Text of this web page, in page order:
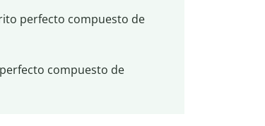
perfecto compuesto de
compuesto de